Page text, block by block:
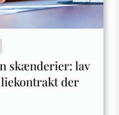
skænderier: lav
der